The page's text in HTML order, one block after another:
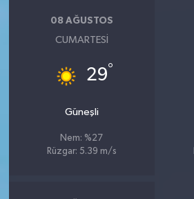
08 AĞUSTOS
CUMARTESI
29°
Güneşli
Nem: %27
Rüzgar: 5.39 m/s